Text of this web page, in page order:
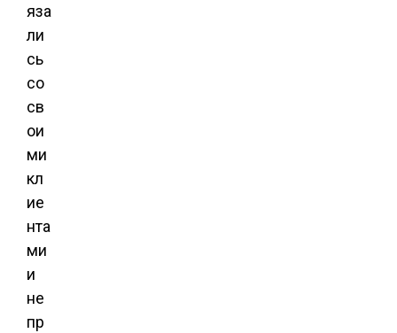
яза
ли
сь
со
св
ои
ми
кл
ие
нта
ми
и
не
пр